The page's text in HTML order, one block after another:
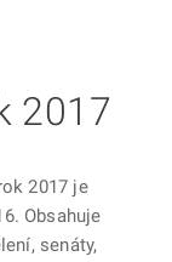
2017
2017 je
Obsahuje
senáty,